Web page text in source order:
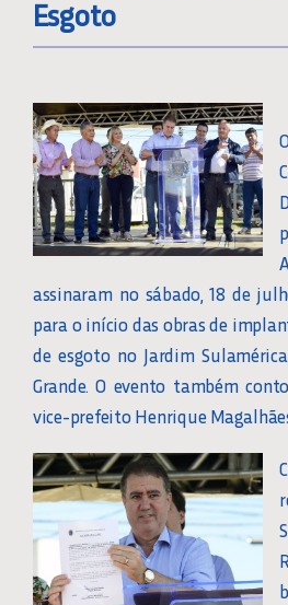
Esgoto
assinaram no sábado, 18 de
para o início das obras de
de esgoto no Jardim
Grande. O evento também
vice-prefeito Henrique